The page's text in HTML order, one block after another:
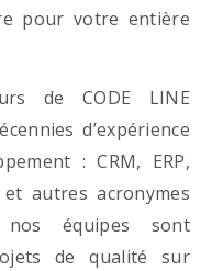
pour votre entière
de CODE LINE
d’expérience
: CRM, ERP,
et autres acronymes
nos équipes sont
de qualité sur